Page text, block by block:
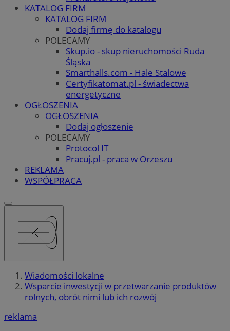
KATALOG FIRM
KATALOG FIRM
Dodaj firmę do katalogu
POLECAMY
Skup.io - skup nieruchomości Ruda
Śląska
Smarthalls.com - Hale Stalowe
Certyfikatomat.pl - świadectwa
energetyczne
OGŁOSZENIA
OGŁOSZENIA
Dodaj ogłoszenie
POLECAMY
Protocol IT
Pracuj.pl - praca w Orzeszu
REKLAMA
WSPÓŁPRACA
Wiadomości lokalne
Wsparcie inwestycji w przetwarzanie produktów
rolnych, obrót nimi lub ich rozwój
reklama